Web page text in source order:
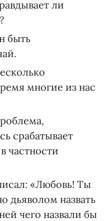
ли
быть
многие из нас
срабатывает
частности
«Любовь! Ты
дьяволом назвать
чего назвали бы